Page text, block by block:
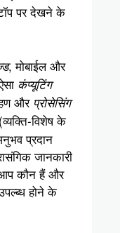
पर देखने के
, मोबाईल और
कंप्यूटिंग
और प्रोसेसिंग
(व्यक्ति-विशेष के
प्रदान
जानकारी
कौन हैं और
होने के